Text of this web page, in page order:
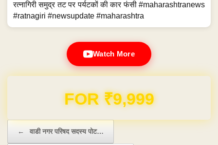
रत्नागिरी समुद्र तट पर पर्यटकों की कार फंसी #maharashtranews
#ratnagiri #newsupdate #maharashtra
Watch More
Domain & Hosting FREE for 1 Year
← वाडी नगर परिषद सदस्य पोट…